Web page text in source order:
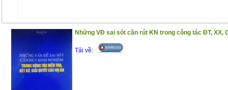
Những VĐ sai sót cần rút KN trong công tác ĐT, XX,
Tải về: